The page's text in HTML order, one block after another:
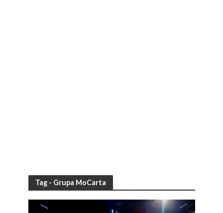
Tag - Grupa MoCarta